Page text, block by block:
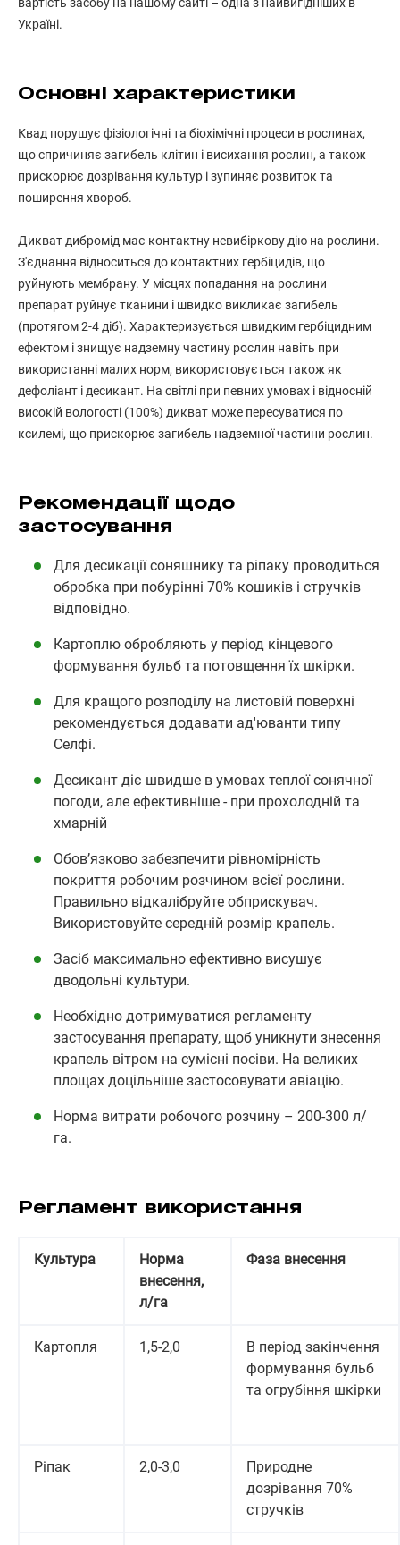
Україні.
Основні характеристики
Квад порушує фізіологічні та біохімічні процеси в рослинах,
що спричиняє загибель клітин і висихання рослин, а також
прискорює дозрівання культур і зупиняє розвиток та
поширення хвороб.
Дикват дибромід має контактну невибіркову дію на рослини.
З'єднання відноситься до контактних гербіцидів, що
руйнують мембрану. У місцях попадання на рослини
препарат руйнує тканини і швидко викликає загибель
(протягом 2-4 діб). Характеризується швидким гербіцидним
ефектом і знищує надземну частину рослин навіть при
використанні малих норм, використовується також як
дефоліант і десикант. На світлі при певних умовах і відносній
високій вологості (100%) дикват може пересуватися по
ксилемі, що прискорює загибель надземної частини рослин.
Рекомендації щодо
застосування
Для десикації соняшнику та ріпаку проводиться
обробка при побурінні 70% кошиків і стручків
відповідно.
Картоплю обробляють у період кінцевого
формування бульб та потовщення їх шкірки.
Для кращого розподілу на листовій поверхні
рекомендується додавати ад'юванти типу
Селфі.
Десикант діє швидше в умовах теплої сонячної
погоди, але ефективніше - при прохолодній та
хмарній
Обов’язково забезпечити рівномірність
покриття робочим розчином всієї рослини.
Правильно відкалібруйте обприскувач.
Використовуйте середній розмір крапель.
Засіб максимально ефективно висушує
дводольні культури.
Необхідно дотримуватися регламенту
застосування препарату, щоб уникнути знесення
крапель вітром на сумісні посіви. На великих
площах доцільніше застосовувати авіацію.
Норма витрати робочого розчину – 200-300 л/
га.
Регламент використання
Культура
Норма
внесення,
л/га
Фаза внесення
Картопля 1,5-2,0
В період закінчення
формування бульб
та огрубіння шкірки
Ріпак 2,0-3,0
Природне
дозрівання 70%
стручків